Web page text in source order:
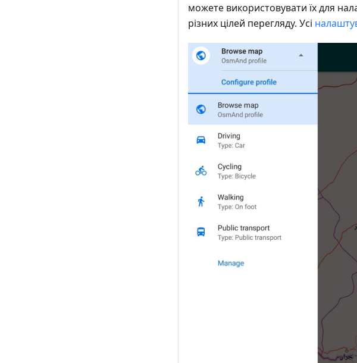
можете використовувати їх для
різних цілей перегляду. Усі